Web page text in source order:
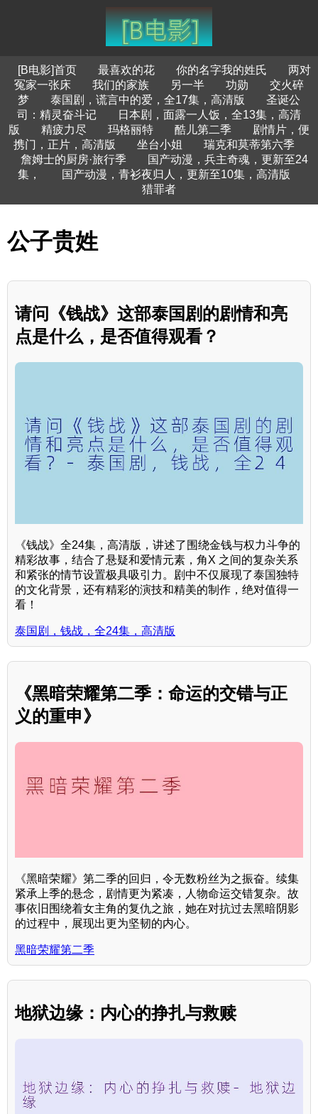
[B电影]首页 最喜欢的花 你的名字我的姓氏
两对
冤家一张床
我们的家族 另一半 功勋
交火碎
梦
泰国剧，谎言中的爱，全17集，高清版
圣诞公
司：精灵奋斗记
日本剧，面露一人饭，全13集，高清
版
精疲力尽 玛格丽特 酷儿第二季
剧情片，便
携门，正片，高清版
坐台小姐
瑞克和莫蒂第六季
詹姆士的厨房·旅行季
国产动漫，兵主奇魂，更新至24
集，
国产动漫，青衫夜归人，更新至10集，高清版
猎罪者
公子贵姓
请问《钱战》这部泰国剧的剧情和亮
点是什么，是否值得观看？
《钱战》全24集，高清版，讲述了围绕金钱与权力斗争的
精彩故事，结合了悬疑和爱情元素，角X 之间的复杂关系
和紧张的情节设置极具吸引力。剧中不仅展现了泰国独特
的文化背景，还有精彩的演技和精美的制作，绝对值得一
看！
泰国剧，钱战，全24集，高清版
《黑暗荣耀第二季：命运的交错与正
义的重申》
《黑暗荣耀》第二季的回归，令无数粉丝为之振奋。续集
紧承上季的悬念，剧情更为紧凑，人物命运交错复杂。故
事依旧围绕着女主角的复仇之旅，她在对抗过去黑暗阴影
的过程中，展现出更为坚韧的内心。
黑暗荣耀第二季
地狱边缘：内心的挣扎与救赎